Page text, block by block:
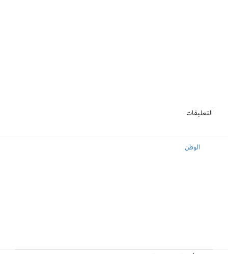
التعليقات
الوطن